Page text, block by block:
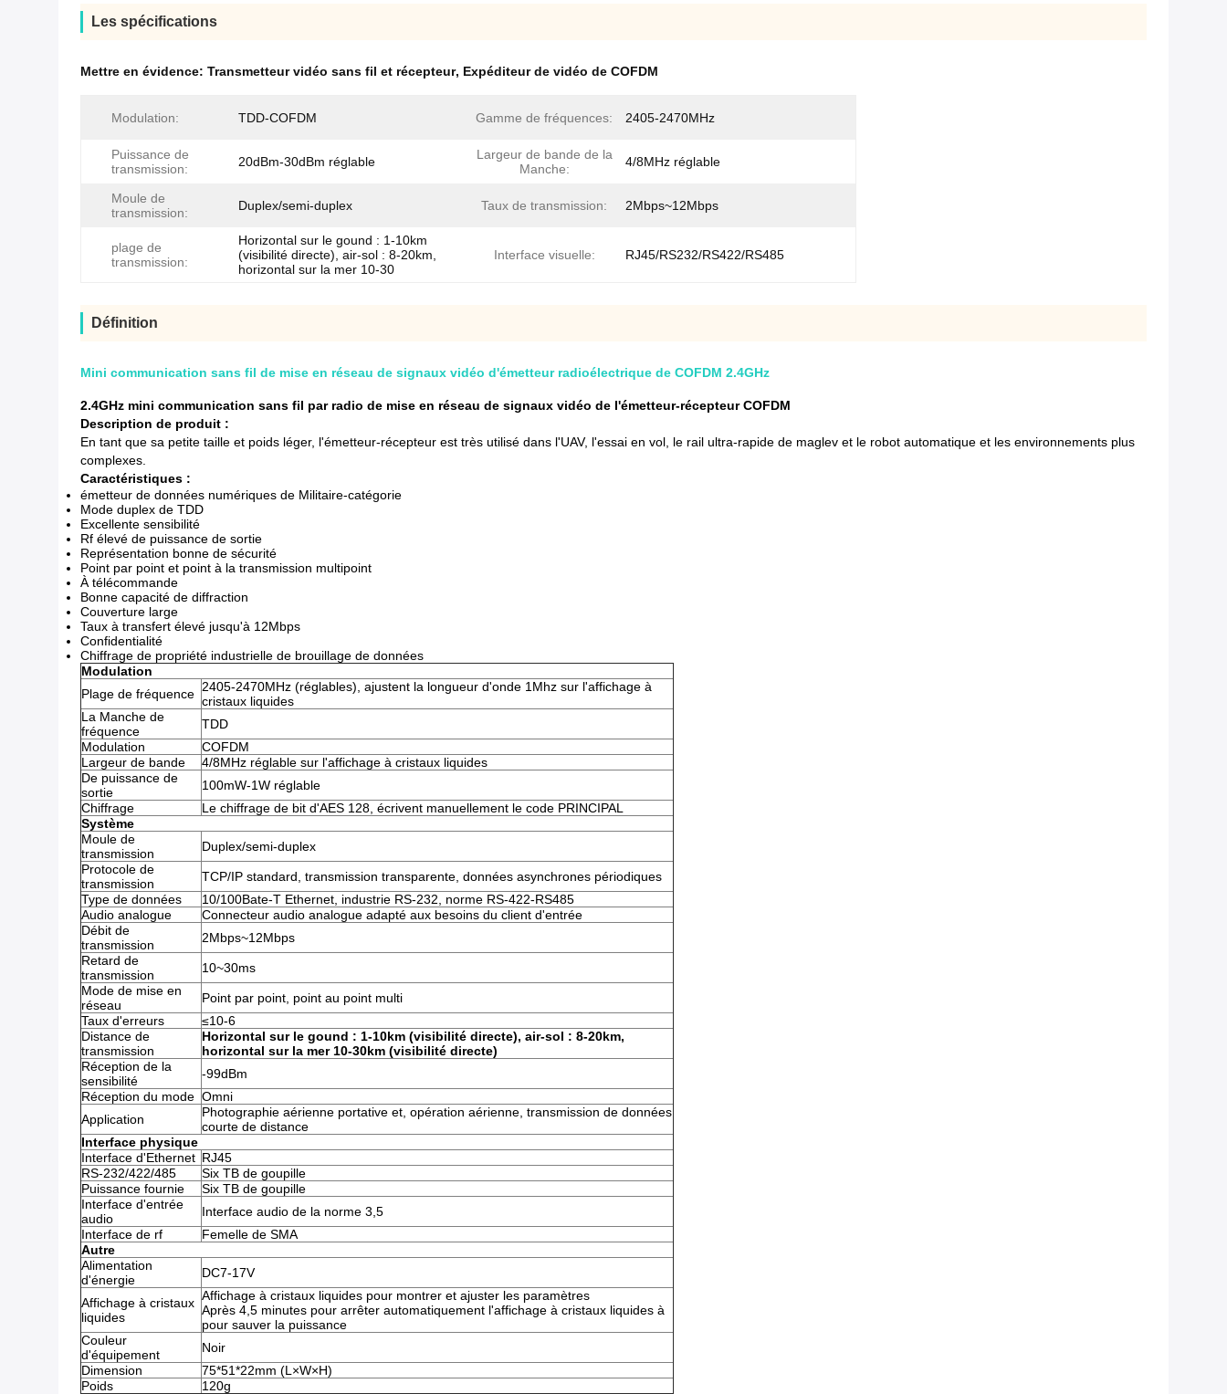
Les spécifications
Mettre en évidence: Transmetteur vidéo sans fil et récepteur, Expéditeur de vidéo de COFDM
Modulation: TDD-COFDM Gamme de fréquences: 2405-2470MHz
Puissance de
transmission:
20dBm-30dBm réglable
Largeur de bande de la
Manche:
4/8MHz réglable
Moule de
transmission:
Duplex/semi-duplex Taux de transmission: 2Mbps~12Mbps
plage de
transmission:
Horizontal sur le gound : 1-10km
(visibilité directe), air-sol : 8-20km,
horizontal sur la mer 10-30
Interface visuelle: RJ45/RS232/RS422/RS485
Définition
Mini communication sans fil de mise en réseau de signaux vidéo d'émetteur radioélectrique de COFDM 2.4GHz
2.4GHz mini communication sans fil par radio de mise en réseau de signaux vidéo de l'émetteur-récepteur COFDM
Description de produit :
En tant que sa petite taille et poids léger, l'émetteur-récepteur est très utilisé dans l'UAV, l'essai en vol, le rail ultra-rapide de maglev et le robot automatique et les environnements plus
complexes.
Caractéristiques :
émetteur de données numériques de Militaire-catégorie
Mode duplex de TDD
Excellente sensibilité
Rf élevé de puissance de sortie
Représentation bonne de sécurité
Point par point et point à la transmission multipoint
À télécommande
Bonne capacité de diffraction
Couverture large
Taux à transfert élevé jusqu'à 12Mbps
Confidentialité
Chiffrage de propriété industrielle de brouillage de données
Modulation
Plage de fréquence 2405-2470MHz (réglables), ajustent la longueur d'onde 1Mhz sur l'affichage à
cristaux liquides
La Manche de
fréquence
TDD
Modulation
COFDM
Largeur de bande
4/8MHz réglable sur l'affichage à cristaux liquides
De puissance de
sortie
100mW-1W réglable
Chiffrage
Le chiffrage de bit d'AES 128, écrivent manuellement le code PRINCIPAL
Système
Moule de
transmission
Duplex/semi-duplex
Protocole de
transmission
TCP/IP standard, transmission transparente, données asynchrones périodiques
Type de données
10/100Bate-T Ethernet, industrie RS-232, norme RS-422-RS485
Audio analogue
Connecteur audio analogue adapté aux besoins du client d'entrée
Débit de
transmission
2Mbps~12Mbps
Retard de
transmission
10~30ms
Mode de mise en
réseau
Point par point, point au point multi
Taux d'erreurs
≤10-6
Distance de
transmission
Horizontal sur le gound : 1-10km (visibilité directe), air-sol : 8-20km,
horizontal sur la mer 10-30km (visibilité directe)
Réception de la
sensibilité
-99dBm
Réception du mode Omni
Application
Photographie aérienne portative et, opération aérienne, transmission de données
courte de distance
Interface physique
Interface d'Ethernet RJ45
RS-232/422/485
Six TB de goupille
Puissance fournie
Six TB de goupille
Interface d'entrée
audio
Interface audio de la norme 3,5
Interface de rf
Femelle de SMA
Autre
Alimentation
d'énergie
DC7-17V
Affichage à cristaux
liquides
Affichage à cristaux liquides pour montrer et ajuster les paramètres
Après 4,5 minutes pour arrêter automatiquement l'affichage à cristaux liquides à
pour sauver la puissance
Couleur
d'équipement
Noir
Dimension
75*51*22mm (L×W×H)
Poids
120g